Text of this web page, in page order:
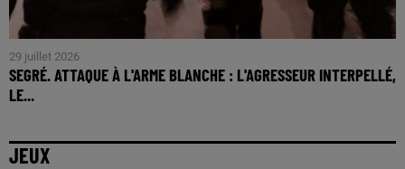
29 juillet 2026
SEGRÉ. ATTAQUE À L'ARME BLANCHE : L'AGRESSEUR INTERPELLÉ,
LE...
JEUX